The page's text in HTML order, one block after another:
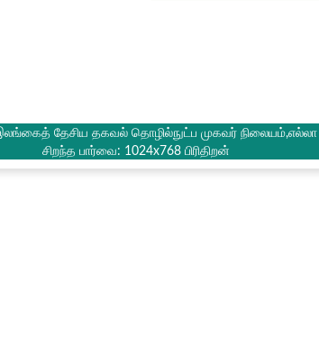
தேசிய தகவல் தொழில்நுட்ப முகவர் நிலையம்,எல்லா
சிறந்த பார்வை: 1024x768 பிரிதிறன்